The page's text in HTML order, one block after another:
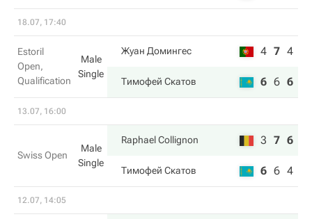
18.07, 17:40
Estoril
Open,
Qualification
Male
Single
Жуан Домингес 4 7 4
Тимофей Скатов 6 6 6
13.07, 16:00
Swiss Open
Male
Single
Raphael Collignon 3 7 6
Тимофей Скатов 6 6 4
12.07, 14:05